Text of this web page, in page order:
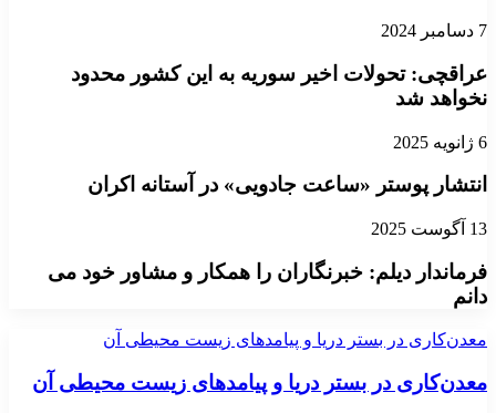
7 دسامبر 2024
عراقچی: تحولات اخیر سوریه به این کشور محدود
نخواهد شد
6 ژانویه 2025
انتشار پوستر «ساعت جادویی» در آستانه اکران
13 آگوست 2025
فرماندار دیلم: خبرنگاران را همکار و مشاور خود می
دانم
معدن‌کاری در بستر دریا و پیامدهای زیست محیطی آن
معدن‌کاری در بستر دریا و پیامدهای زیست محیطی آن